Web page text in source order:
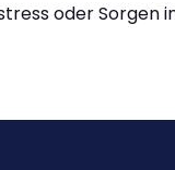
oder Sorgen